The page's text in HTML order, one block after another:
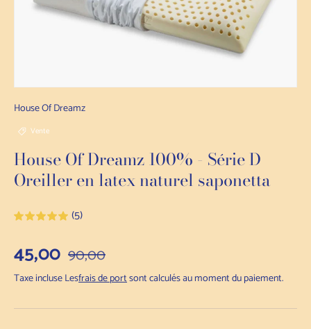
House Of Dreamz
Vente
House Of Dreamz 100% - Série D
Oreiller en latex naturel saponetta
(5)
Prix de vente
45,00 Prix normal
90,00
Taxe incluse Lesfrais de portsont calculés au moment du paiement.